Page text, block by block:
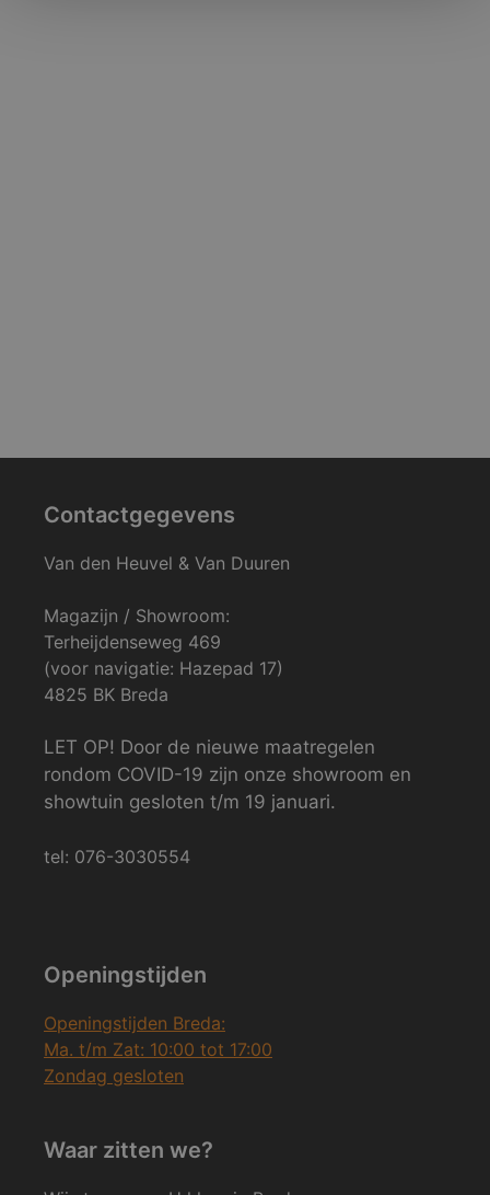
Contactgegevens
Van den Heuvel & Van Duuren
Magazijn / Showroom:
Terheijdenseweg 469
(voor navigatie: Hazepad 17)
4825 BK Breda
LET OP! Door de nieuwe maatregelen
rondom COVID-19 zijn onze showroom en
showtuin gesloten t/m 19 januari.
tel: 076-3030554
Openingstijden
Openingstijden Breda:
Ma. t/m Zat: 10:00 tot 17:00
Zondag gesloten
Waar zitten we?